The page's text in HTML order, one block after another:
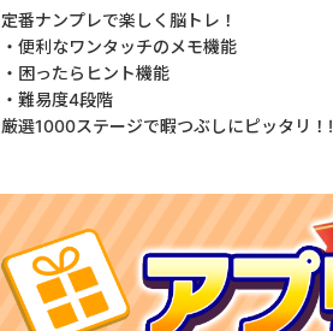
定番ナンプレで楽しく脳トレ！
・便利なワンタッチのメモ機能
・困ったらヒント機能
・難易度4段階
厳選1000ステージで暇つぶしにピッタリ！!